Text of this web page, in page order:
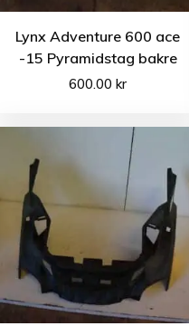
Lynx Adventure 600 ace
-15 Pyramidstag bakre
600.00kr